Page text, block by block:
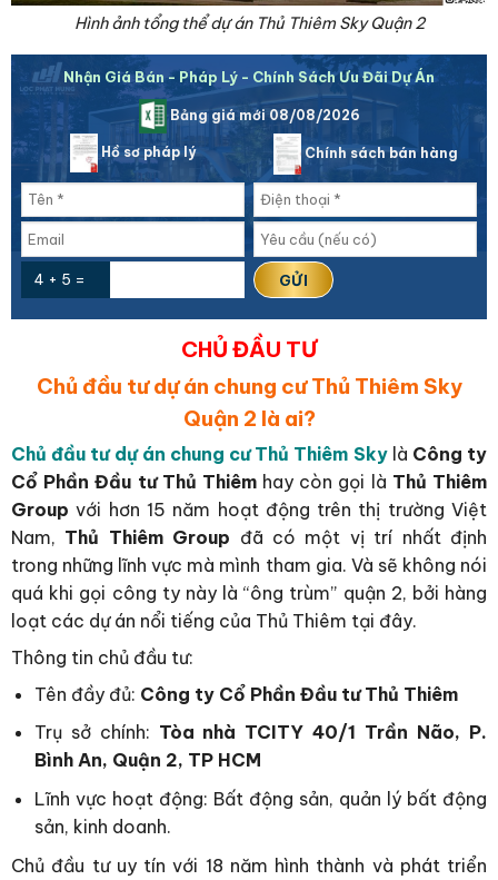
Hình ảnh tổng thể dự án Thủ Thiêm Sky Quận 2
Nhận Giá Bán - Pháp Lý - Chính Sách Ưu Đãi Dự Án
Bảng giá mới 08/08/2026
Hồ sơ pháp lý Chính sách bán hàng
4 + 5 =
CHỦ ĐẦU TƯ
Chủ đầu tư dự án chung cư Thủ Thiêm Sky
Quận 2 là ai?
Chủ đầu tư dự án chung cư Thủ Thiêm Skylà Công ty
Cổ Phần Đầu tư Thủ Thiêmhay còn gọi là Thủ Thiêm
Group với hơn 15 năm hoạt động trên thị trường Việt
Nam, Thủ Thiêm Group đã có một vị trí nhất định
trong những lĩnh vực mà mình tham gia. Và sẽ không nói
quá khi gọi công ty này là “ông trùm” quận 2, bởi hàng
loạt các dự án nổi tiếng của Thủ Thiêm tại đây.
Thông tin chủ đầu tư:
Tên đầy đủ: Công ty Cổ Phần Đầu tư Thủ Thiêm
Trụ sở chính: Tòa nhà TCITY 40/1 Trần Não, P.
Bình An, Quận 2, TP HCM
Lĩnh vực hoạt động: Bất động sản, quản lý bất động
sản, kinh doanh.
Chủ đầu tư uy tín với 18 năm hình thành và phát triển